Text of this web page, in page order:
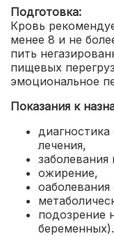
Подготовка:
Кровь
менее 8 и не
пить
пищевых
эмоциональное
Показания к
лечения,
заболевания
ожирение,
подозрение
беременных).